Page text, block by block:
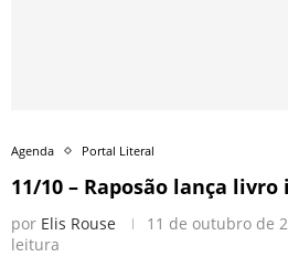
Agenda Portal Literal
11/10 – Raposão lança
por Elis Rouse 11 de outubro de
leitura